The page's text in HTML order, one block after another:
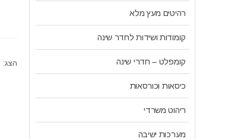
הצג:
רהיטים מעץ מלא
קומודות ושידות לחדר שינה
קומפלט – חדרי שינה
כיסאות וכורסאות
ריהוט משרדי
מערכות ישיבה